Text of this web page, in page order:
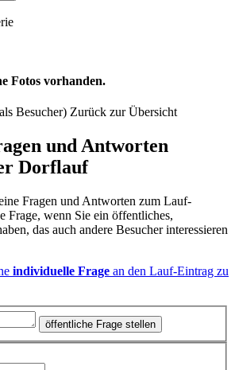
Fotos vorhanden.
Besucher) Zurück zur Übersicht
und Antworten
Dorflauf
Fragen und Antworten zum Lauf-
Frage, wenn Sie ein öffentliches,
das auch andere Besucher interessieren
individuelle Frage an den Lauf-Eintrag zu
öffentliche Frage stellen